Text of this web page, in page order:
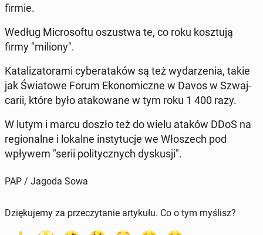
firmie.
Według Mi­cro­so­ftu oszu­stwa te, co roku kosz­tu­ją
firmy "miliony".
Ka­ta­li­za­to­ra­mi cy­be­ra­ta­ków są też wy­da­rze­nia, takie
jak Świa­to­we Forum Eko­no­micz­ne w Davos w Szwaj­
ca­rii, które było ata­ko­wa­ne w tym roku 1 400 razy.
W lutym i marcu doszło też do wielu ataków DDoS na
re­gio­nal­ne i lokalne in­sty­tu­cje we Wło­szech pod
wpływem "serii po­li­tycz­nych dys­ku­sji".
PAP / Jagoda Sowa
Dziękujemy za przeczytanie artykułu. Co o tym myślisz?